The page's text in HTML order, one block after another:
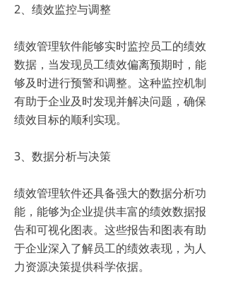
2、绩效监控与调整
绩效管理软件能够实时监控员工的绩效
数据，当发现员工绩效偏离预期时，能
够及时进行预警和调整。这种监控机制
有助于企业及时发现并解决问题，确保
绩效目标的顺利实现。
3、数据分析与决策
绩效管理软件还具备强大的数据分析功
能，能够为企业提供丰富的绩效数据报
告和可视化图表。这些报告和图表有助
于企业深入了解员工的绩效表现，为人
力资源决策提供科学依据。